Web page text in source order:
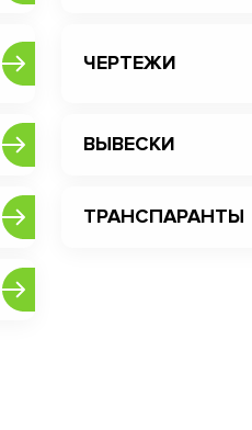
ЧЕРТЕЖИ
ВЫВЕСКИ
ТРАНСПАРАНТЫ